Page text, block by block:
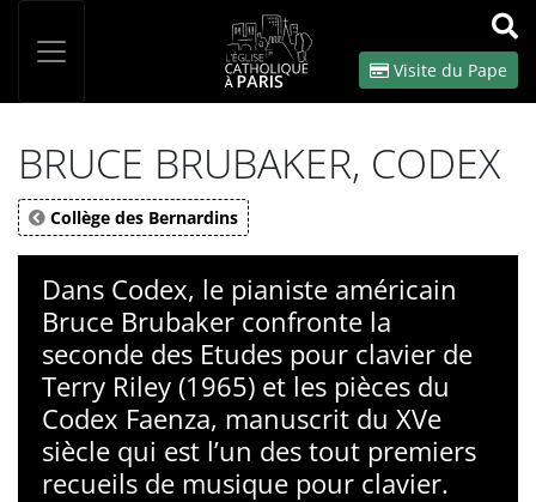
OK
Visite du Pape
BRUCE BRUBAKER, CODEX
Collège des Bernardins
Dans Codex, le pianiste américain
Bruce Brubaker confronte la
seconde des Etudes pour clavier de
Terry Riley (1965) et les pièces du
Codex Faenza, manuscrit du XVe
siècle qui est l’un des tout premiers
recueils de musique pour clavier.
Panneau de gestion des cookies